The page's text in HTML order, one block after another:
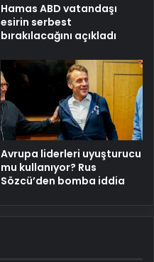
Hamas ABD vatandaşı
esirin serbest
bırakılacağını açıkladı
Avrupa liderleri uyuşturucu
mu kullanıyor? Rus
Sözcü’den bomba iddia